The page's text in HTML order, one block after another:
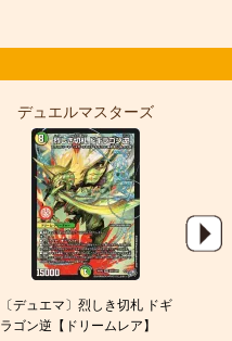
デュエルマスターズ
〔デュエマ〕烈しき切札 ドギ
ラゴン逆【ドリームレア】